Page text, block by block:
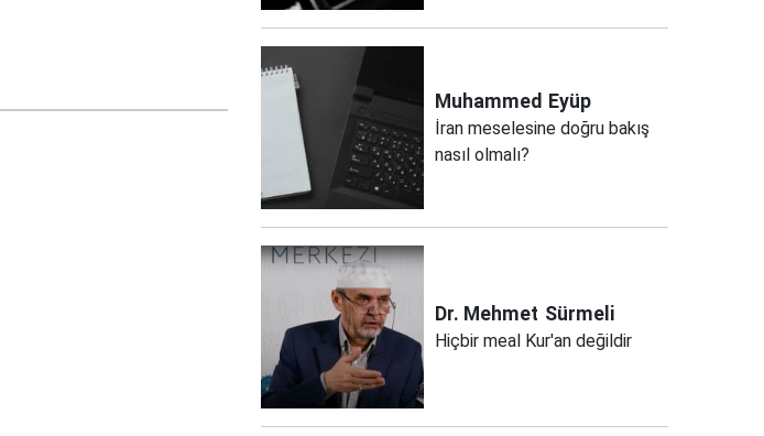
Muhammed Eyüp
İran meselesine doğru bakış
nasıl olmalı?
Dr. Mehmet Sürmeli
Hiçbir meal Kur'an değildir